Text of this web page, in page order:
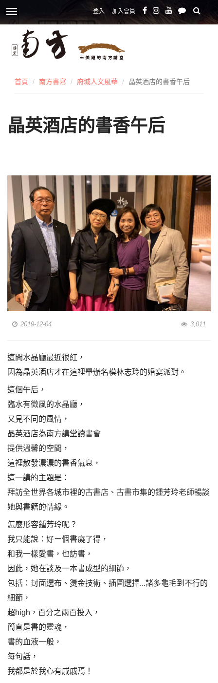
登入 加入會員
首頁 南方書寫 府城人文風華 晶英酒店的書香午后
晶英酒店的書香午后
2019-12-04 3,011
這間水晶廳最近很紅，
因為晶英酒店才在這裡舉辦名模林志玲的婚宴派對。
這個午后，
臨水有微風的水晶廳，
又見不同的風情，
晶英酒店為南方講堂讀書會
提供溫馨的空間，
這裡散發濃濃的書香氣息，
這一講的主題是：
拜訪全世界各城市裡的古書店、古書市集的鍾芳玲老師暢談
她與書籍的情緣。
怎麼形容鍾芳玲呢？
我只能說：好ㄧ個書癡了得，
和我一樣愛書，也訪書，
因此，她在談及一本書成型的細節，
包括：封面選布、燙金技術、插圖選擇...諸多龜毛到不行的
細節，
超high，百分之兩百投入，
簡直是書的靈魂，
書的血液一般，
每句話，
我都是於我心有戚戚焉！